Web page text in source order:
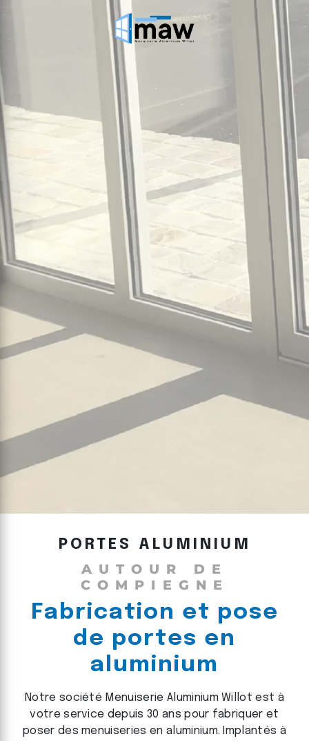
PORTES ALUMINIUM
AUTOUR DE
COMPIEGNE
Fabrication et pose
de portes en
aluminium
Notre société Menuiserie Aluminium Willot est à
votre service depuis 30 ans pour fabriquer et
poser des menuiseries en aluminium. Implantés à